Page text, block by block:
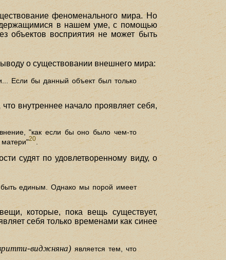
феноменального мира. Но
в нашем уме, с помощью
объектов восприятия не может быть
о существовании внешнего мира:
Если бы данный объект был только
внутреннее начало проявляет себя,
"как если бы оно было чем-то
матери"20
судят по удовлетворенному виду, о
единым. Однако мы порой имеет
которые, пока вещь существует,
себя только временами как синее
виджняна)является тем, что